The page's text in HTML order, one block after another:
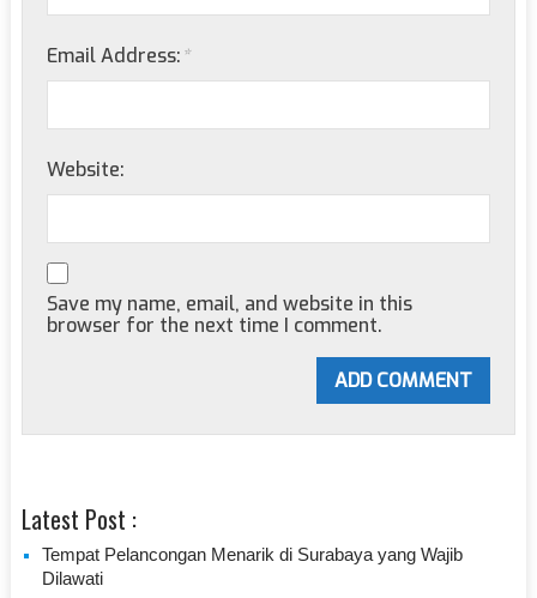
Email Address:*
Website:
Save my name, email, and website in this
browser for the next time I comment.
Latest Post :
Tempat Pelancongan Menarik di Surabaya yang Wajib
Dilawati